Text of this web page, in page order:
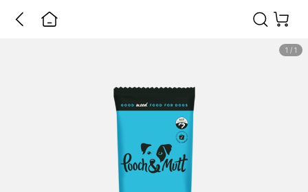
1 / 1